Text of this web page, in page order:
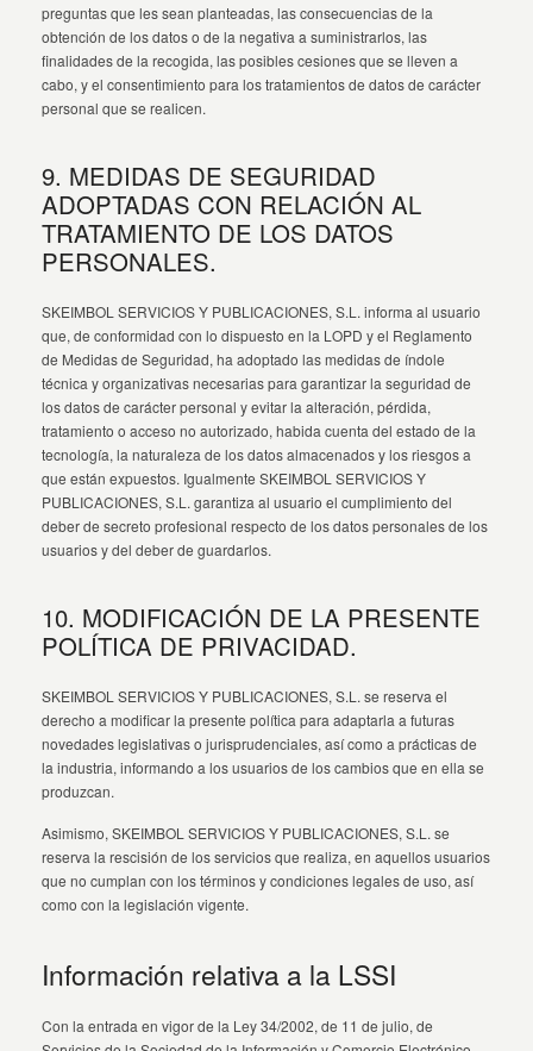
preguntas que les sean planteadas, las consecuencias de la
obtención de los datos o de la negativa a suministrarlos, las
finalidades de la recogida, las posibles cesiones que se lleven a
cabo, y el consentimiento para los tratamientos de datos de carácter
personal que se realicen.
9. MEDIDAS DE SEGURIDAD
ADOPTADAS CON RELACIÓN AL
TRATAMIENTO DE LOS DATOS
PERSONALES.
SKEIMBOL SERVICIOS Y PUBLICACIONES, S.L. informa al usuario
que, de conformidad con lo dispuesto en la LOPD y el Reglamento
de Medidas de Seguridad, ha adoptado las medidas de índole
técnica y organizativas necesarias para garantizar la seguridad de
los datos de carácter personal y evitar la alteración, pérdida,
tratamiento o acceso no autorizado, habida cuenta del estado de la
tecnología, la naturaleza de los datos almacenados y los riesgos a
que están expuestos. Igualmente SKEIMBOL SERVICIOS Y
PUBLICACIONES, S.L. garantiza al usuario el cumplimiento del
deber de secreto profesional respecto de los datos personales de los
usuarios y del deber de guardarlos.
10. MODIFICACIÓN DE LA PRESENTE
POLÍTICA DE PRIVACIDAD.
SKEIMBOL SERVICIOS Y PUBLICACIONES, S.L. se reserva el
derecho a modificar la presente política para adaptarla a futuras
novedades legislativas o jurisprudenciales, así como a prácticas de
la industria, informando a los usuarios de los cambios que en ella se
produzcan.
Asimismo, SKEIMBOL SERVICIOS Y PUBLICACIONES, S.L. se
reserva la rescisión de los servicios que realiza, en aquellos usuarios
que no cumplan con los términos y condiciones legales de uso, así
como con la legislación vigente.
Información relativa a la LSSI
Con la entrada en vigor de la Ley 34/2002, de 11 de julio, de